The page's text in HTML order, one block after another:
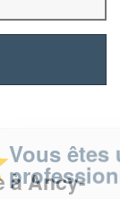
à Ancy-
?